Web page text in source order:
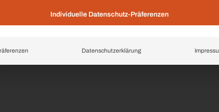
Individuelle Datenschutz-Präferenzen
Datenschutzerklärung